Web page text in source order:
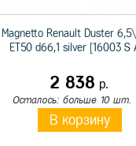
Renault Duster
ET50 d66,1 silver [16003 S
2 838 р.
Осталось: больше 10 шт.
В корзину